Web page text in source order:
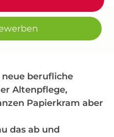
berufliche
Altenpflege,
Papierkram aber
das ab und